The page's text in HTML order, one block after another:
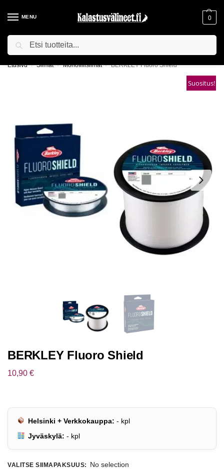
MENU 0
ILMAINEN TOIMITUS YLI 75€ TILAUKSILLE!
Etusivu / Siimat / Monofiilisiimat / BERKLEY Fluoro Shield
Suositus!
BERKLEY Fluoro Shield
10,90 €
Helsinki + Verkkokauppa: - kpl
Jyväskylä: - kpl
VALITSE SIIMAPAKSUUS: No selection